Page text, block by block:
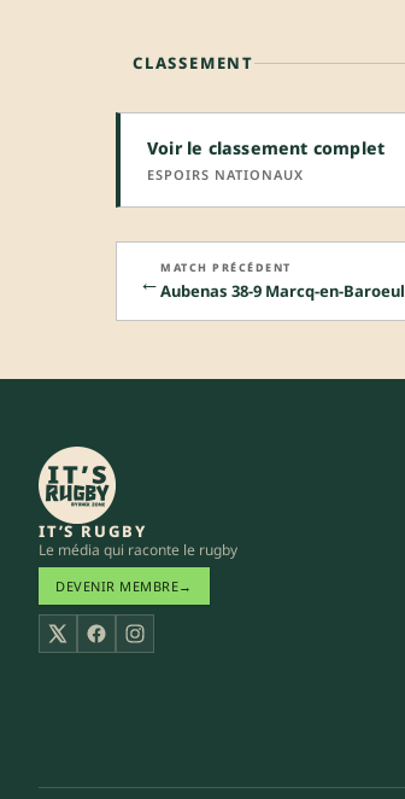
CLASSEMENT
Voir le classement complet
ESPOIRS NATIONAUX
← MATCH PRÉCÉDENT
Aubenas 38-9 Marcq-en-Baroeul
IT’S RUGBY
Le média qui raconte le rugby
DEVENIR MEMBRE→
X FacebookInstagram